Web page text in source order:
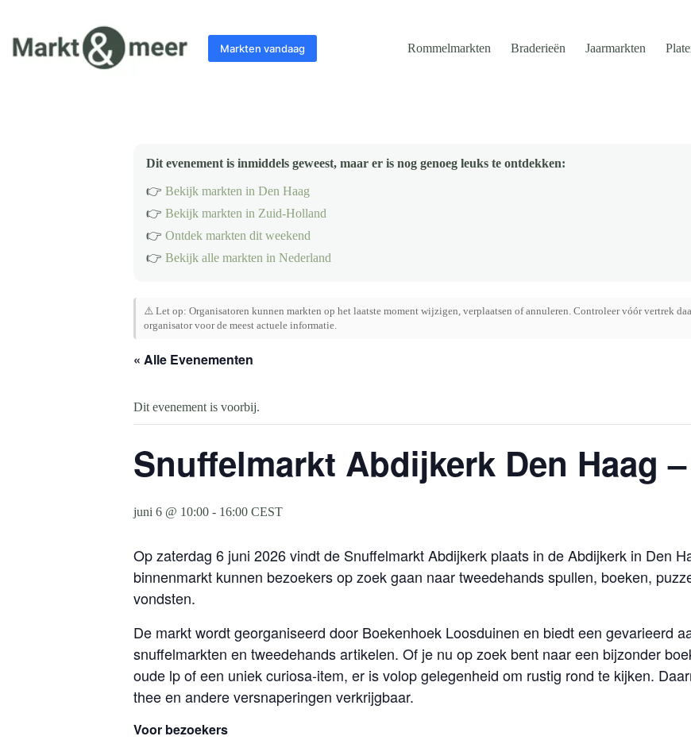
inhoud
Markten vandaag Rommelmarkten Braderieën Jaarmarkten
Dit evenement is inmiddels geweest, maar er is nog genoeg leuks te ontdekken:
👉 Bekijk markten in Den Haag
👉 Bekijk markten in Zuid-Holland
👉 Ontdek markten dit weekend
👉 Bekijk alle markten in Nederland
⚠️ Let op: Organisatoren kunnen markten op het laatste moment wijzigen, verplaatsen of annuleren. Controleer vóór vertrek
organisator voor de meest actuele informatie.
« Alle Evenementen
Dit evenement is voorbij.
Snuffelmarkt Abdijkerk Den Haag
juni 6 @ 10:00 - 16:00 CEST
Op zaterdag 6 juni 2026 vindt de Snuffelmarkt Abdijkerk plaats in de Abdijkerk in Den
binnenmarkt kunnen bezoekers op zoek gaan naar tweedehands spullen, boeken,
vondsten.
De markt wordt georganiseerd door Boekenhoek Loosduinen en biedt een gevarieerd
snuffelmarkten en tweedehands artikelen. Of je nu op zoek bent naar een bijzonder
oude lp of een uniek curiosa-item, er is volop gelegenheid om rustig rond te kijken.
thee en andere versnaperingen verkrijgbaar.
Voor bezoekers